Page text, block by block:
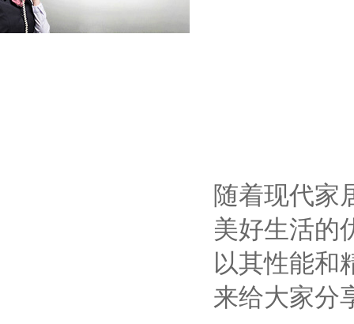
随着现代家
美好生活的
以其性能和
来给大家分